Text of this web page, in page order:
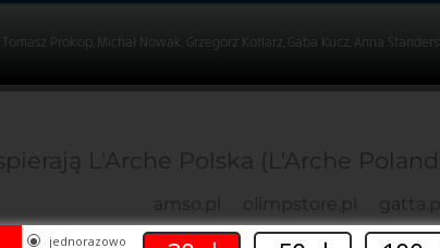
Tomasz Prokop, Michał Nowak, Grzegorz Kotlarz, Gaba Kucz, Anna
L'Arche Polska (L'Arche
amso.pl olimpstore.pl gatta.pl
jednorazowo